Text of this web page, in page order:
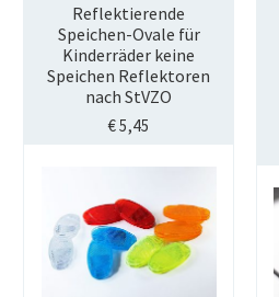
Reflektierende
Speichen-Ovale für
Kinderräder keine
Speichen Reflektoren
nach StVZO
€5,45